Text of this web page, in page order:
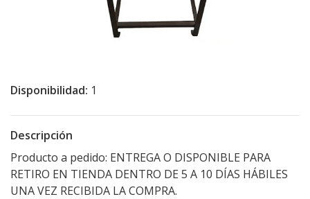
Disponibilidad: 1
Descripción
Producto a pedido: ENTREGA O DISPONIBLE PARA
RETIRO EN TIENDA DENTRO DE 5 A 10 DÍAS HÁBILES
UNA VEZ RECIBIDA LA COMPRA.